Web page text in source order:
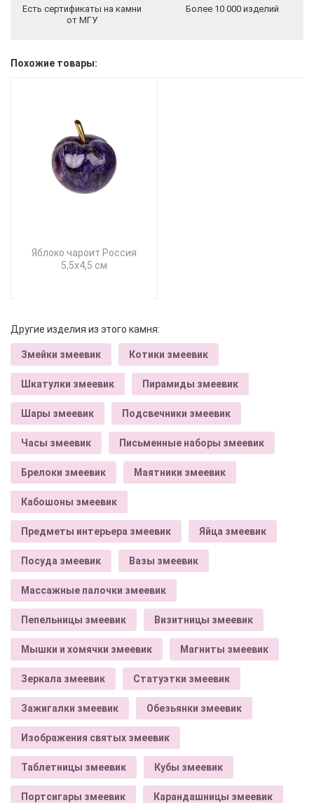
Есть сертификаты на камни
от МГУ
Более 10 000 изделий
Похожие товары:
Яблоко чароит Россия
5,5х4,5 см
Другие изделия из этого камня:
Змейки змеевик Котики змеевик
Шкатулки змеевик Пирамиды змеевик
Шары змеевик Подсвечники змеевик
Часы змеевик Письменные наборы змеевик
Брелоки змеевик Маятники змеевик
Кабошоны змеевик
Предметы интерьера змеевик Яйца змеевик
Посуда змеевик Вазы змеевик
Массажные палочки змеевик
Пепельницы змеевик Визитницы змеевик
Мышки и хомячки змеевик Магниты змеевик
Зеркала змеевик Статуэтки змеевик
Зажигалки змеевик Обезьянки змеевик
Изображения святых змеевик
Таблетницы змеевик Кубы змеевик
Портсигары змеевик Карандашницы змеевик